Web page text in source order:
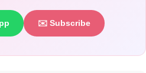
✉️ Subscribe